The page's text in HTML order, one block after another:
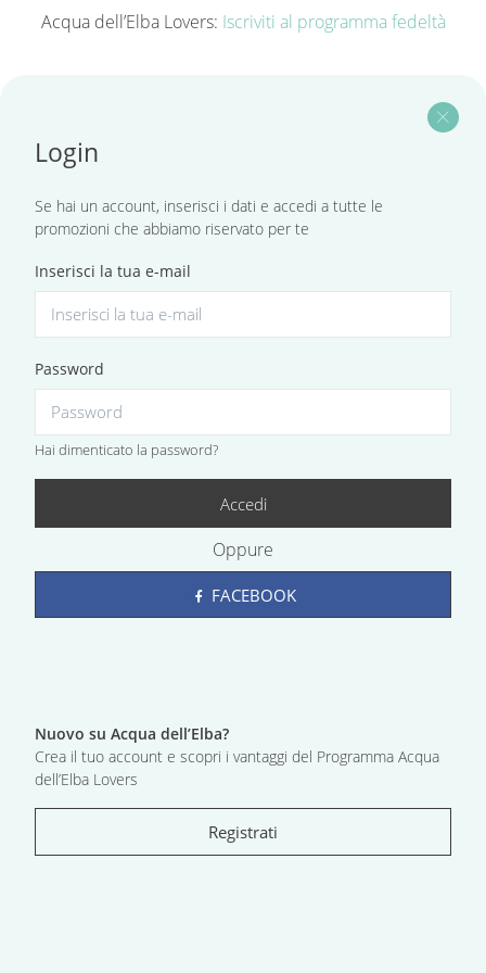
Acqua dell’Elba Lovers: Iscriviti al programma fedeltà
close
Login
Se hai un account, inserisci i dati e accedi a tutte le
promozioni che abbiamo riservato per te
Inserisci la tua e-mail
Password
Hai dimenticato la password?
Accedi
Oppure
FACEBOOK
Nuovo su Acqua dell’Elba?
Crea il tuo account e scopri i vantaggi del Programma Acqua
dell’Elba Lovers
Registrati